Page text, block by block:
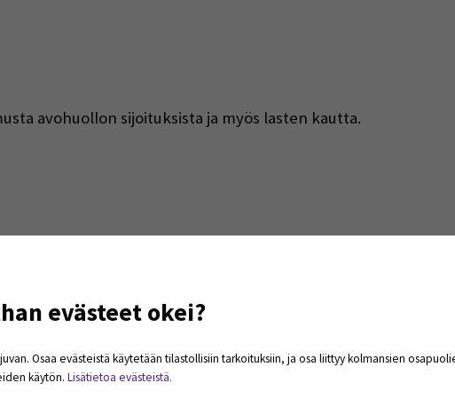
evästeet okei?
Osaa evästeistä käytetään tilastollisiin tarkoituksiin, ja osa liittyy kolmansien
käytön. Lisätietoa evästeistä.
avohuollon sijoituksista ja myös lasten kautta.